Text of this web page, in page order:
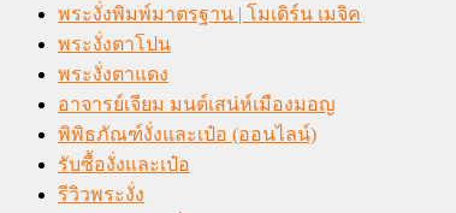
พระงั่งพิมพ์มาตรฐาน | โมเดิร์น เมจิค
พระงั่งตาโปน
พระงั่งตาแดง
อาจารย์เจียม มนต์เสน่ห์เมืองมอญ
พิพิธภัณฑ์งั่งและเป๋อ (ออนไลน์)
รับซื้องั่งและเป๋อ
รีวิวพระงั่ง